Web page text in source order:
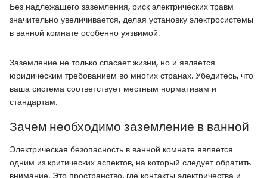
Без надлежащего заземления, риск электрических травм
значительно увеличивается, делая установку электросистемы
в ванной комнате особенно уязвимой.
Заземление не только спасает жизни, но и является
юридическим требованием во многих странах. Убедитесь, что
ваша система соответствует местным нормативам и
стандартам.
Зачем необходимо заземление в ванной
Электрическая безопасность в ванной комнате является
одним из критических аспектов, на который следует обратить
внимание. Это пространство, где контакты электричества и